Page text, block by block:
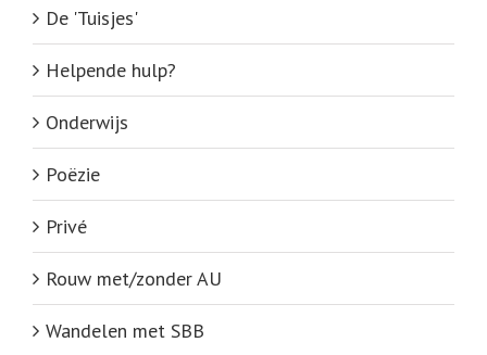
De 'Tuisjes'
Helpende hulp?
Onderwijs
Poëzie
Privé
Rouw met/zonder AU
Wandelen met SBB